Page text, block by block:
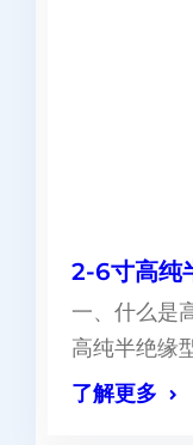
2-6寸高纯
一、什么是
高纯半绝缘
了解更多